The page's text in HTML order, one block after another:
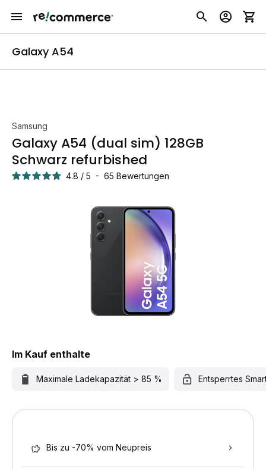
Galaxy A54
Samsung
Galaxy A54 (dual sim) 128GB
Schwarz refurbished
4.8 / 5 - 65 Bewertungen
Im Kauf enthalte
Maximale Ladekapazität > 85 % Entsperrtes
Bis zu -70% vom Neupreis